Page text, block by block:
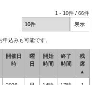
1 - 10件 /66件
込みも可能です。
開催日
時
曜
日
開始
時間
終了
時間
残
席
▲